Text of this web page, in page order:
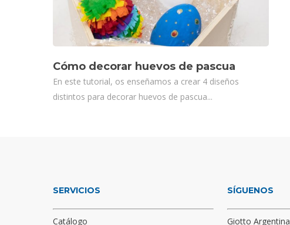
Cómo decorar huevos de pascua
En este tutorial, os enseñamos a crear 4 diseños
distintos para decorar huevos de pascua...
SERVICIOS
Catálogo
SÍGUENOS
Giotto Argentina